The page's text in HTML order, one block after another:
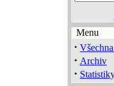
Menu
·
· Archiv
·